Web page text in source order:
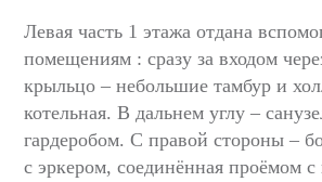
Левая часть 1 этажа отдана
помещениям : сразу за входом
крыльцо – небольшие тамбур и
котельная. В дальнем углу –
гардеробом. С правой стороны –
с эркером, соединённая проёмом с